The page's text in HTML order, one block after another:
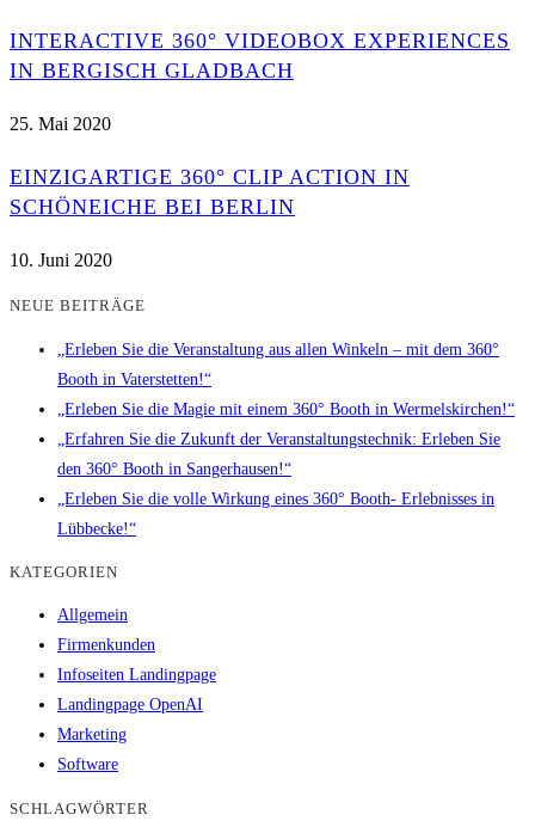
INTERACTIVE 360° VIDEOBOX EXPERIENCES
IN BERGISCH GLADBACH
25. Mai 2020
EINZIGARTIGE 360° CLIP ACTION IN
SCHÖNEICHE BEI BERLIN
10. Juni 2020
NEUE BEITRÄGE
„Erleben Sie die Veranstaltung aus allen Winkeln – mit dem 360°
Booth in Vaterstetten!“
„Erleben Sie die Magie mit einem 360° Booth in Wermelskirchen!“
„Erfahren Sie die Zukunft der Veranstaltungstechnik: Erleben Sie
den 360° Booth in Sangerhausen!“
„Erleben Sie die volle Wirkung eines 360° Booth- Erlebnisses in
Lübbecke!“
KATEGORIEN
Allgemein
Firmenkunden
Infoseiten Landingpage
Landingpage OpenAI
Marketing
Software
SCHLAGWÖRTER